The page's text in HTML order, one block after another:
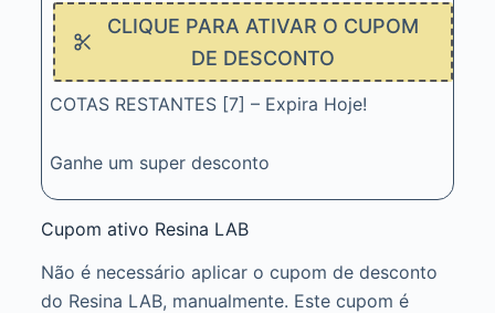
CLIQUE PARA ATIVAR O CUPOM
DE DESCONTO
COTAS RESTANTES [7] – Expira Hoje!
Ganhe um super desconto
Cupom ativo Resina LAB
Não é necessário aplicar o cupom de desconto
do Resina LAB, manualmente. Este cupom é